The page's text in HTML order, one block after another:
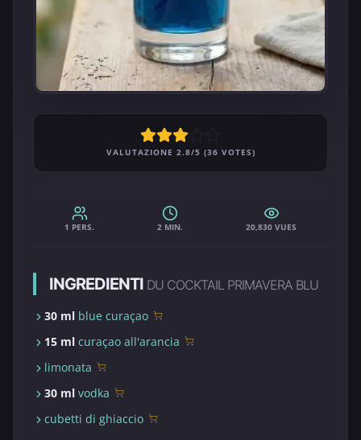
VALUTAZIONE 2.8/5 (36 VOTES)
1 PERS. 2 MIN. 20,830 VUES
INGREDIENTI DU COCKTAIL PRIMAVERA BLU
30 ml blue curaçao
15 ml curaçao all'arancia
limonata
30 ml vodka
cubetti di ghiaccio